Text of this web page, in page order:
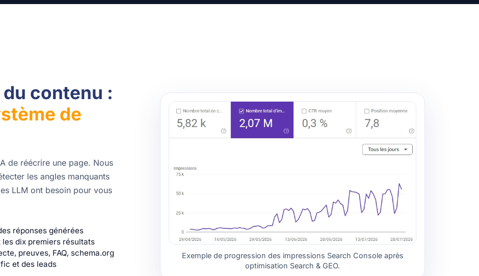
contenu :
de
de réécrire une page. Nous
les angles manquants
LLM ont besoin pour vous
réponses générées
dix premiers résultats
preuves, FAQ, schema.org
et des leads
Exemple de progression des impressions Search Console après
optimisation Search & GEO.